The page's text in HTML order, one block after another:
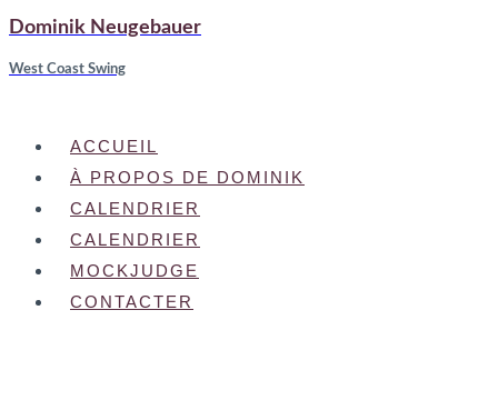
Dominik Neugebauer
West Coast Swing
ACCUEIL
À PROPOS DE DOMINIK
CALENDRIER
CALENDRIER
MOCKJUDGE
CONTACTER